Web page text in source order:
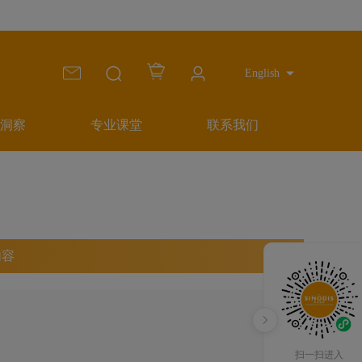
English
察 专业课堂 联系我们
扫一扫进入